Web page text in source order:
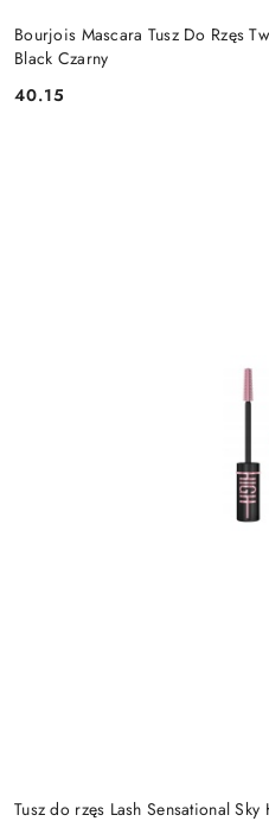
Bourjois Mascara Tusz Do Rzęs
Black Czarny
Cena:
40.15
Tusz do rzęs Lash Sensational Sky